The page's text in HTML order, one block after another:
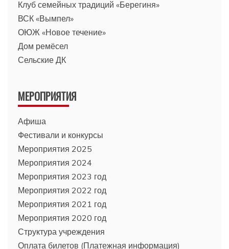
Клуб семейных традиций «Берегиня»
ВСК «Вымпел»
ОЮЖ «Новое течение»
Дом ремёсел
Сельские ДК
МЕРОПРИЯТИЯ
Афиша
Фестивали и конкурсы
Мероприятия 2025
Мероприятия 2024
Мероприятия 2023 год
Мероприятия 2022 год
Мероприятия 2021 год
Мероприятия 2020 год
Структура учреждения
Оплата билетов (Платежная информация)